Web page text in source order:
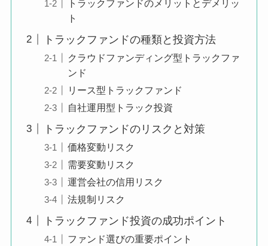
トラックファンドのメリットとデメリッ
ト
トラックファンドの種類と投資方法
クラウドファンディング型トラックファ
ンド
リース型トラックファンド
自社運用型トラック投資
トラックファンドのリスクと対策
価格変動リスク
需要変動リスク
運営会社の信用リスク
法規制リスク
トラックファンド投資の成功ポイント
ファンド選びの重要ポイント